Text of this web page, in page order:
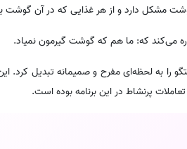
مشکل دارد و از هر غذایی که در آن گوشت
می‌کند که: ما هم که گوشت گیرمون نمیاد.
را به لحظه‌ای مفرح و صمیمانه تبدیل کرد.
پرنشاط در این برنامه بوده است.